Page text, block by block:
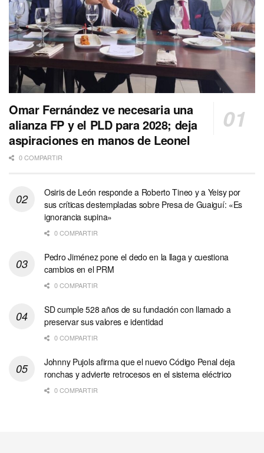
Omar Fernández ve necesaria una
alianza FP y el PLD para 2028; deja
aspiraciones en manos de Leonel
0 COMPARTIR
Osiris de León responde a Roberto Tineo y a Yeisy por
sus críticas destempladas sobre Presa de Guaiguí: «Es
ignorancia supina»
0 COMPARTIR
Pedro Jiménez pone el dedo en la llaga y cuestiona
cambios en el PRM
0 COMPARTIR
SD cumple 528 años de su fundación con llamado a
preservar sus valores e identidad
0 COMPARTIR
Johnny Pujols afirma que el nuevo Código Penal deja
ronchas y advierte retrocesos en el sistema eléctrico
0 COMPARTIR